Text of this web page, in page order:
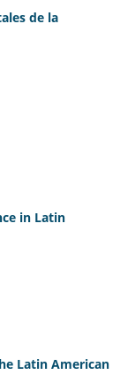
de la
in Latin
Latin American